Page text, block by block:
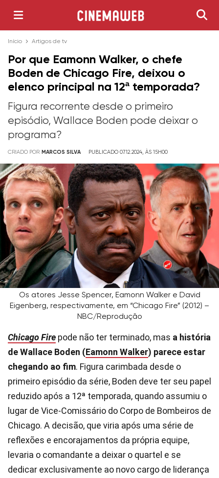
Início Artigos de tv
Por que Eamonn Walker, o chefe
Boden de Chicago Fire, deixou o
elenco principal na 12ª temporada?
Figura recorrente desde o primeiro
episódio, Wallace Boden pode deixar o
programa?
CRIADO POR MARCOS SILVA PUBLICADO 07.12.2024, ÀS 15H00
Os atores Jesse Spencer, Eamonn Walker e David
Eigenberg, respectivamente, em “Chicago Fire” (2012) –
NBC/Reprodução
Chicago Fire pode não ter terminado, mas a história
de Wallace Boden (Eamonn Walker) parece estar
chegando ao fim. Figura carimbada desde o
primeiro episódio da série, Boden deve ter seu papel
reduzido após a 12ª temporada, quando assumiu o
lugar de Vice-Comissário do Corpo de Bombeiros de
Chicago. A decisão, que viria após uma série de
reflexões e encorajamentos da própria equipe,
levaria o comandante a deixar o quartel e se
dedicar exclusivamente ao novo cargo de liderança